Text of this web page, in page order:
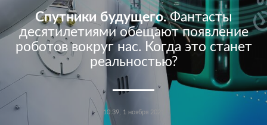
Спутники будущего. Фантасты
десятилетиями обещают появление
роботов вокруг нас. Когда это станет
реальностью?
10:39, 1 ноября 2021